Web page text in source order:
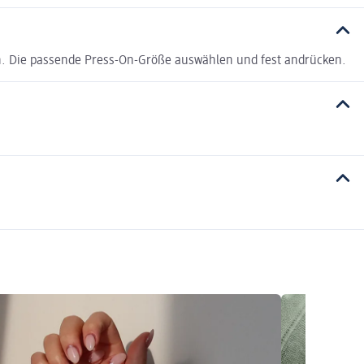
passende Press-On-Größe auswählen und fest andrücken.